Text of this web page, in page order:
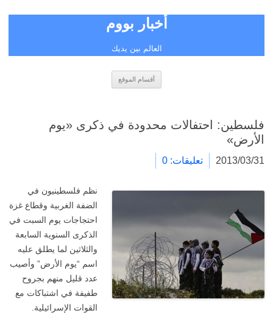
أخبار بووم
العالم بين يديك
أقسام الموقع
فلسطين: احتفالات محدودة في ذكرى «يوم
الأرض»
2013/03/31 تعليقات: 0
نظم فلسطينيون في
الضفة الغربية وقطاع غزة
احتجاجات يوم السبت في
الذكرى السنوية السابعة
والثلاثين لما يطلق عليه
اسم “يوم الأرض” وأصيب
عدد قليل منهم بجروح
طفيفة في اشتباكات مع
القوات الإسرائيلية.